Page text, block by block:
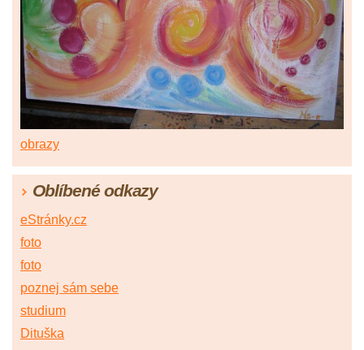
obrazy
Oblíbené odkazy
eStránky.cz
foto
foto
poznej sám sebe
studium
Dituška